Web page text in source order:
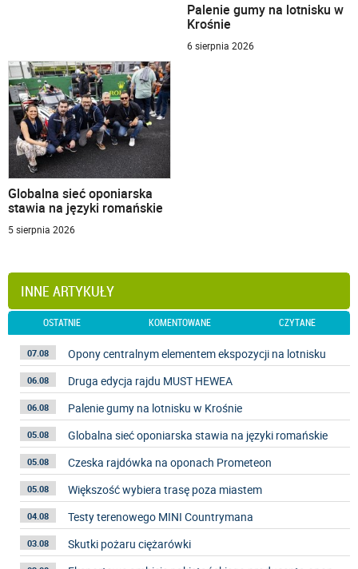
Palenie gumy na lotnisku w
Krośnie
6 sierpnia 2026
Globalna sieć oponiarska
stawia na języki romańskie
5 sierpnia 2026
INNE ARTYKUŁY
OSTATNIE KOMENTOWANE CZYTANE
07.08 Opony centralnym elementem ekspozycji na lotnisku
06.08 Druga edycja rajdu MUST HEWEA
06.08 Palenie gumy na lotnisku w Krośnie
05.08 Globalna sieć oponiarska stawia na języki romańskie
05.08 Czeska rajdówka na oponach Prometeon
05.08 Większość wybiera trasę poza miastem
04.08 Testy terenowego MINI Countrymana
03.08 Skutki pożaru ciężarówki